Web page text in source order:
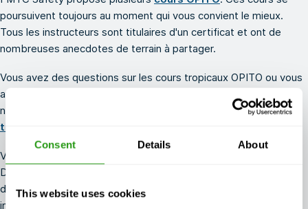
Consent Details About
This website uses cookies
poursuivent toujours au moment qui vous convient le mieux.
Tous les instructeurs sont titulaires d'un certificat et ont de
nombreuses anecdotes de terrain à partager.
Vous avez des questions sur les cours tropicaux OPITO ou vous
avez besoin d'aide pour réserver votre cours ? N'hésitez pas à
nous contacter au
adresse
training@fmtcsafety.com.
Vous recherchez d'autres formations en matière de sécurité ?
Découvrez nos cours STCW et nos cours IADC, qui font partie
de notre vaste gamme de programmes de formation
internationaux.